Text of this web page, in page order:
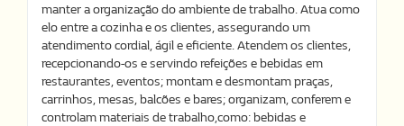
manter a organização do ambiente de trabalho. Atua como
elo entre a cozinha e os clientes, assegurando um
atendimento cordial, ágil e eficiente. Atendem os clientes,
recepcionando-os e servindo refeições e bebidas em
restaurantes, eventos; montam e desmontam praças,
carrinhos, mesas, balcões e bares; organizam, conferem e
controlam materiais de trabalho,como: bebidas e